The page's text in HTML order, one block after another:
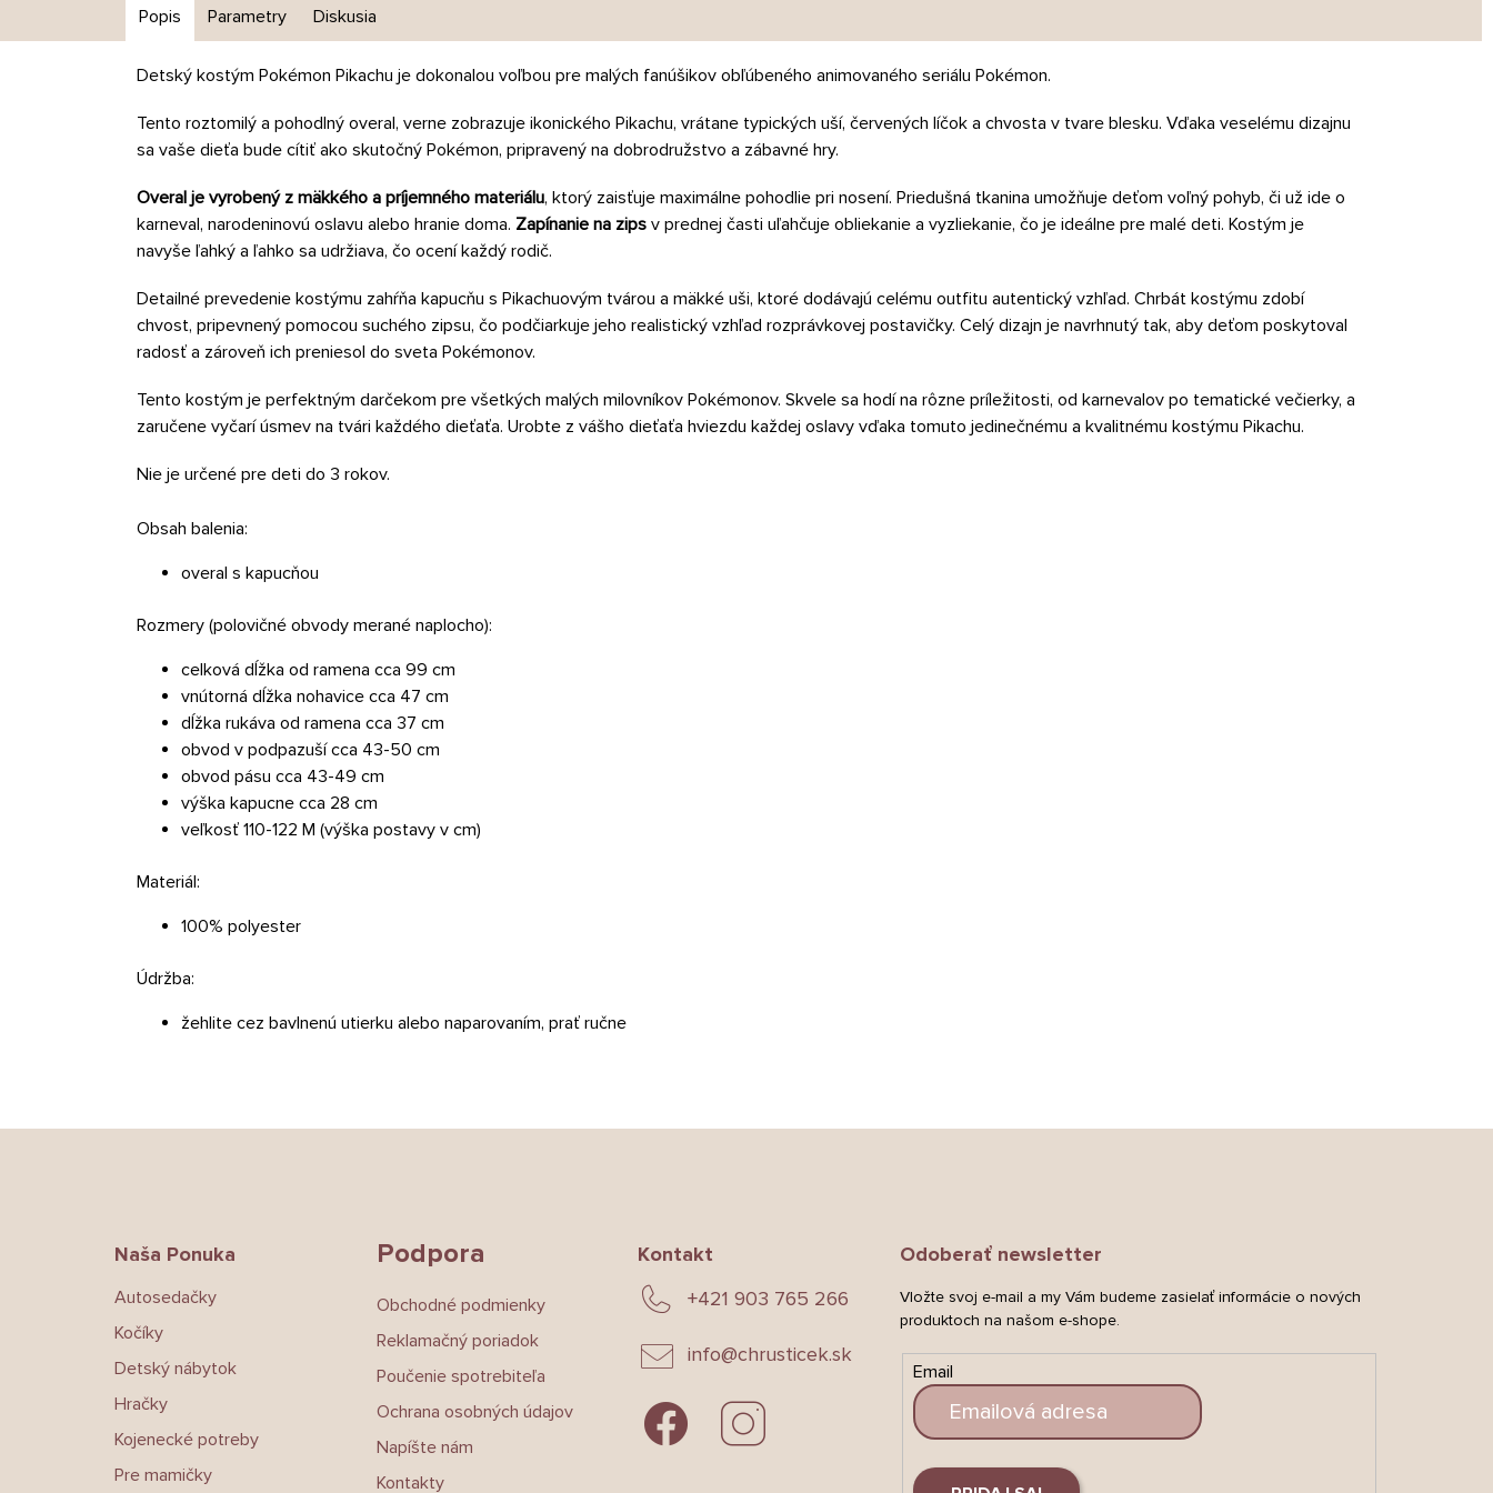
Popis Parametry Diskusia
Detský kostým Pokémon Pikachu je dokonalou voľbou pre malých fanúšikov obľúbeného animovaného seriálu Pokémon.
Tento roztomilý a pohodlný overal, verne zobrazuje ikonického Pikachu, vrátane typických uší, červených líčok a chvosta v tvare blesku. Vďaka veselému dizajnu
sa vaše dieťa bude cítiť ako skutočný Pokémon, pripravený na dobrodružstvo a zábavné hry.
Overal je vyrobený z mäkkého a príjemného materiálu, ktorý zaisťuje maximálne pohodlie pri nosení. Priedušná tkanina umožňuje deťom voľný pohyb, či už ide o
karneval, narodeninovú oslavu alebo hranie doma. Zapínanie na zips v prednej časti uľahčuje obliekanie a vyzliekanie, čo je ideálne pre malé deti. Kostým je
navyše ľahký a ľahko sa udržiava, čo ocení každý rodič.
Detailné prevedenie kostýmu zahŕňa kapucňu s Pikachuovým tvárou a mäkké uši, ktoré dodávajú celému outfitu autentický vzhľad. Chrbát kostýmu zdobí
chvost, pripevnený pomocou suchého zipsu, čo podčiarkuje jeho realistický vzhľad rozprávkovej postavičky. Celý dizajn je navrhnutý tak, aby deťom poskytoval
radosť a zároveň ich preniesol do sveta Pokémonov.
Tento kostým je perfektným darčekom pre všetkých malých milovníkov Pokémonov. Skvele sa hodí na rôzne príležitosti, od karnevalov po tematické večierky, a
zaručene vyčarí úsmev na tvári každého dieťaťa. Urobte z vášho dieťaťa hviezdu každej oslavy vďaka tomuto jedinečnému a kvalitnému kostýmu Pikachu.
Nie je určené pre deti do 3 rokov.
Obsah balenia:
overal s kapucňou
Rozmery (polovičné obvody merané naplocho):
celková dĺžka od ramena cca 99 cm
vnútorná dĺžka nohavice cca 47 cm
dĺžka rukáva od ramena cca 37 cm
obvod v podpazuší cca 43-50 cm
obvod pásu cca 43-49 cm
výška kapucne cca 28 cm
veľkosť 110-122 M (výška postavy v cm)
Materiál:
100% polyester
Údržba:
žehlite cez bavlnenú utierku alebo naparovaním, prať ručne
Naša Ponuka
Autosedačky
Kočíky
Detský nábytok
Hračky
Kojenecké potreby
Pre mamičky
Podpora
Obchodné podmienky
Reklamačný poriadok
Poučenie spotrebiteľa
Ochrana osobných údajov
Napíšte nám
Kontakty
Kontakt
info@chrusticek.sk
+421 903 765 266
Odoberať newsletter
Vložte svoj e-mail a my Vám budeme zasielať informácie o nových
produktoch na našom e-shope.
Email